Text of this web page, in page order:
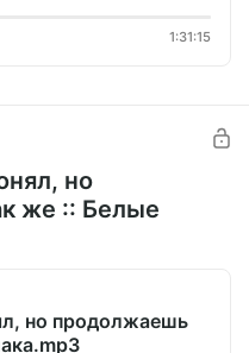
1:31:15
но
же :: Белые
но продолжаешь